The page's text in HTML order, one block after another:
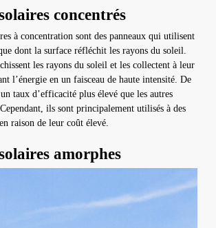
concentrés
à concentration sont des panneaux qui utilisent
dont la surface réfléchit les rayons du soleil.
les rayons du soleil et les collectent à leur
l’énergie en un faisceau de haute intensité. De
taux d’efficacité plus élevé que les autres
ils sont principalement utilisés à des
raison de leur coût élevé.
amorphes